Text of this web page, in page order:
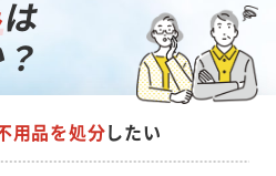
は
用品を処分したい